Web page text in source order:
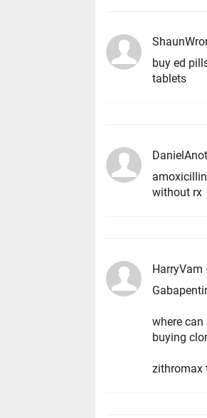
buy ed
tablets
without rx
HarryVam
where
buying